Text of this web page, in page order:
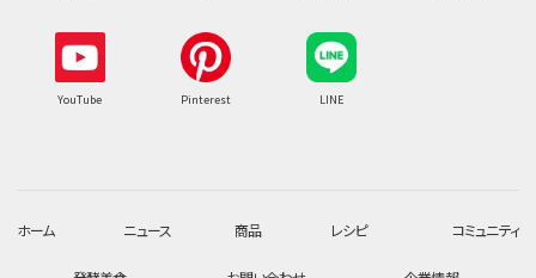
YouTube Pinterest LINE
ホーム ニュース 商品 レシピ コミュニティ